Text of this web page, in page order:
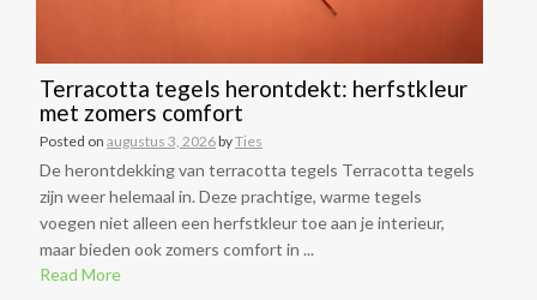
Terracotta tegels herontdekt: herfstkleur
met zomers comfort
Posted on augustus 3, 2026byTies
De herontdekking van terracotta tegels Terracotta tegels
zijn weer helemaal in. Deze prachtige, warme tegels
voegen niet alleen een herfstkleur toe aan je interieur,
maar bieden ook zomers comfort in ...
Read More